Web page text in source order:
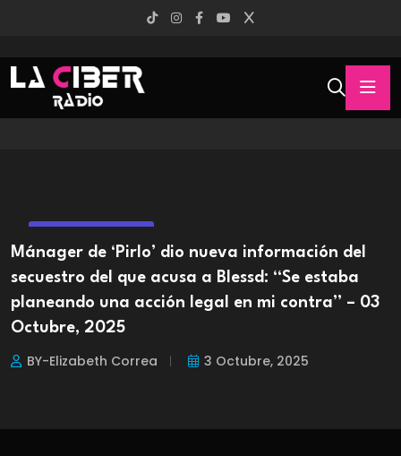
Mánager de ‘Pirlo’ dio nueva información del
secuestro del que acusa a Blessd: “Se estaba
planeando una acción legal en mi contra” – 03
Octubre, 2025
BY-Elizabeth Correa 3 Octubre, 2025